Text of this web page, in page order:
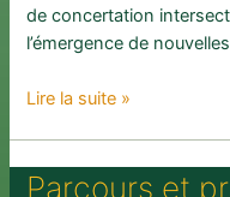
de concertation
l’émergence de
Enjeux
à
Lire la suite »
Parcours et